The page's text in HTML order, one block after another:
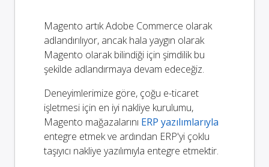
Magento artık Adobe Commerce olarak
adlandırılıyor, ancak hala yaygın olarak
Magento olarak bilindiği için şimdilik bu
şekilde adlandırmaya devam edeceğiz.
Deneyimlerimize göre, çoğu e-ticaret
işletmesi için en iyi nakliye kurulumu,
Magento mağazalarını ERP yazılımlarıyla
entegre etmek ve ardından ERP'yi çoklu
taşıyıcı nakliye yazılımıyla entegre etmektir.